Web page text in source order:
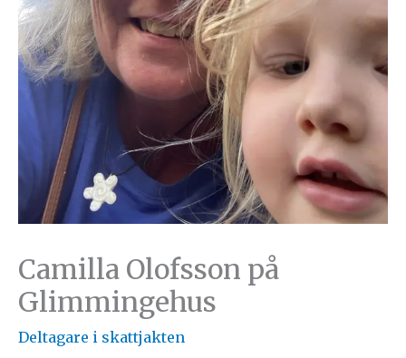
Camilla Olofsson på
Glimmingehus
Deltagare i skattjakten